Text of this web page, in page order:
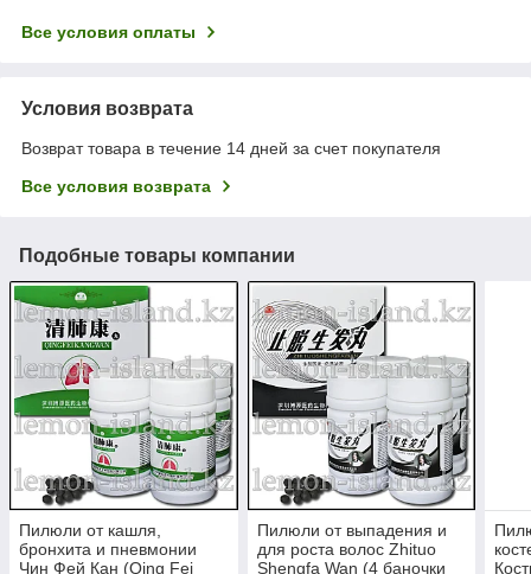
Все условия оплаты
Условия возврата
Возврат товара в течение 14 дней за счет покупателя
Все условия возврата
Подобные товары компании
Пилюли от кашля,
бронхита и пневмонии
Чин Фей Кан (Qing Fei
Пилюли от выпадения и
для роста волос Zhituo
Shengfa Wan (4 баночки